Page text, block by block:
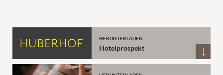
Zimmer und Preise
HERUNTERLADEN
Hotelprospekt